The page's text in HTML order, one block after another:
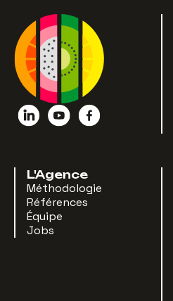
L'Agence
Méthodologie
Références
Équipe
Jobs